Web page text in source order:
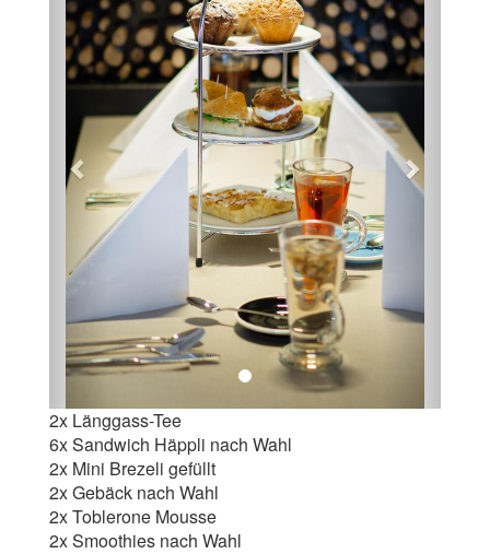
2x Länggass-Tee
6x Sandwich Häppli nach Wahl
2x Mini Brezeli gefüllt
2x Gebäck nach Wahl
2x Toblerone Mousse
2x Smoothies nach Wahl